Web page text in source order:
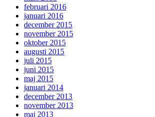
februari 2016
januari 2016
december 2015
november 2015
oktober 2015
augusti 2015
juli 2015
juni 2015
maj 2015
januari 2014
december 2013
november 2013
maj 2013